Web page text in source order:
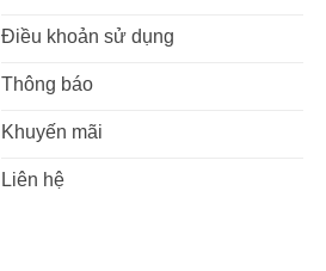
Điều khoản sử dụng
Thông báo
Khuyến mãi
Liên hệ